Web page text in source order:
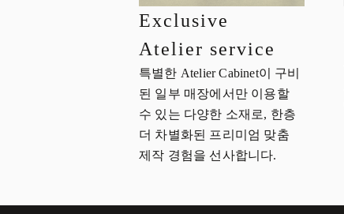
Exclusive
Atelier service
특별한 Atelier Cabinet이 구비
된 일부 매장에서만 이용할
수 있는 다양한 소재로, 한층
더 차별화된 프리미엄 맞춤
제작 경험을 선사합니다.